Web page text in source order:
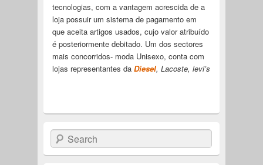
tecnologias, com a vantagem acrescida de a
loja possuir um sistema de pagamento em
que aceita artigos usados, cujo valor atribuído
é posteriormente debitado. Um dos sectores
mais concorridos- moda Unisexo, conta com
lojas representantes da Diesel, Lacoste, levi’s
Search